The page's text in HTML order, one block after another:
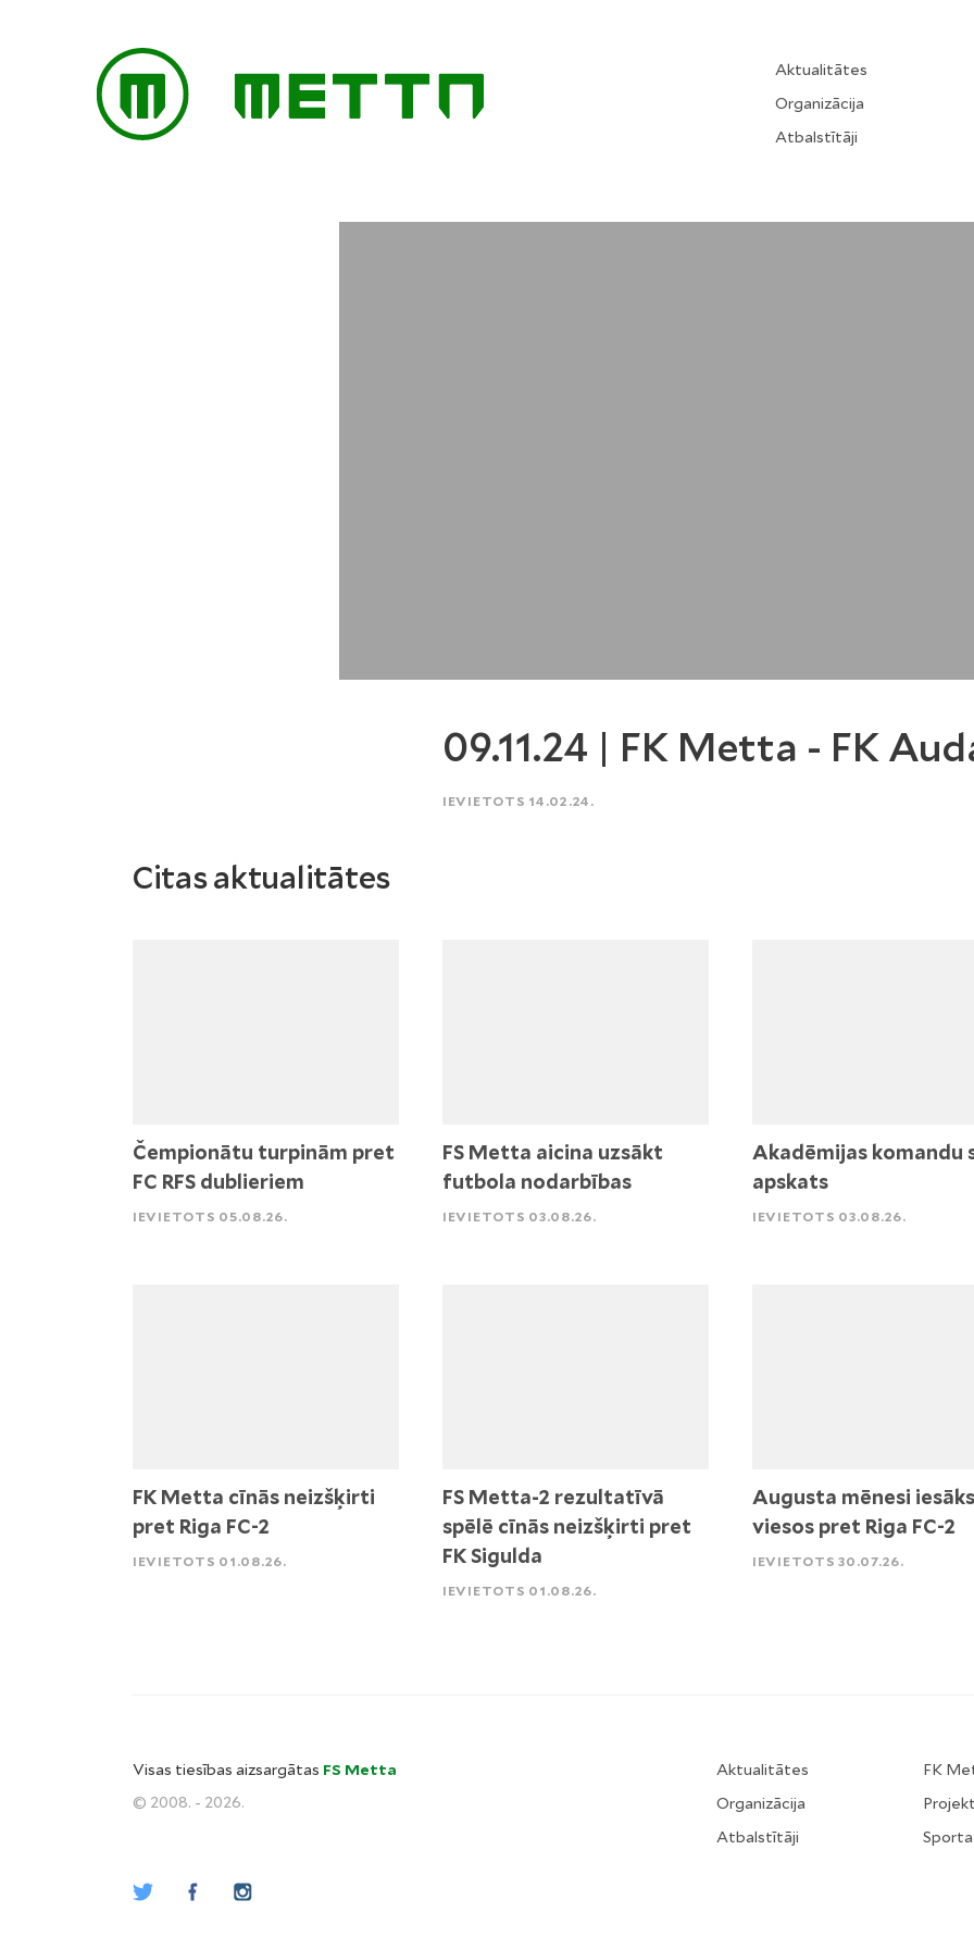
Aktualitātes
Organizācija
Atbalstītāji
09.11.24 | FK Metta - FK
IEVIETOTS 14.02.24.
Citas aktualitātes
Čempionātu turpinām pret
FC RFS dublieriem
IEVIETOTS 05.08.26.
FS Metta aicina uzsākt
futbola nodarbības
IEVIETOTS 03.08.26.
Akadēmijas komandu
apskats
IEVIETOTS 03.08.26.
FK Metta cīnās neizšķirti
pret Riga FC-2
IEVIETOTS 01.08.26.
FS Metta-2 rezultatīvā
spēlē cīnās neizšķirti pret
FK Sigulda
IEVIETOTS 01.08.26.
Augusta mēnesi
viesos pret Riga FC-2
IEVIETOTS 30.07.26.
Visas tiesības aizsargātas FS Metta
© 2008. - 2026.
Aktualitātes
Organizācija
Atbalstītāji
FK